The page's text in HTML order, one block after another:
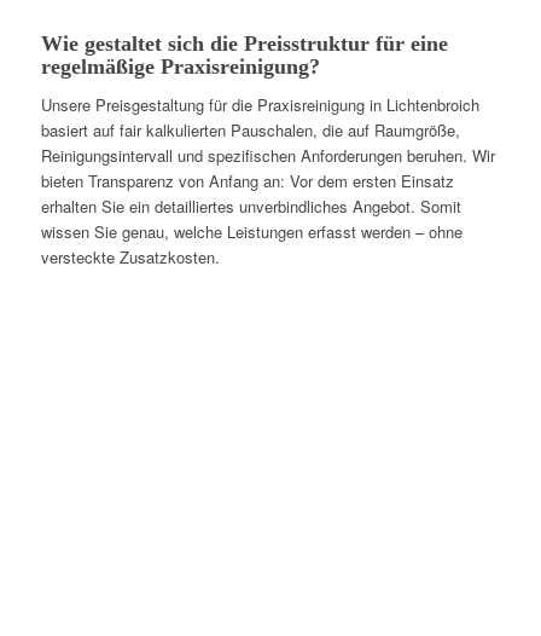
Wie gestaltet sich die Preisstruktur für eine
regelmäßige Praxisreinigung?
Unsere Preisgestaltung für die Praxisreinigung in Lichtenbroich
basiert auf fair kalkulierten Pauschalen, die auf Raumgröße,
Reinigungsintervall und spezifischen Anforderungen beruhen. Wir
bieten Transparenz von Anfang an: Vor dem ersten Einsatz
erhalten Sie ein detailliertes unverbindliches Angebot. Somit
wissen Sie genau, welche Leistungen erfasst werden – ohne
versteckte Zusatzkosten.